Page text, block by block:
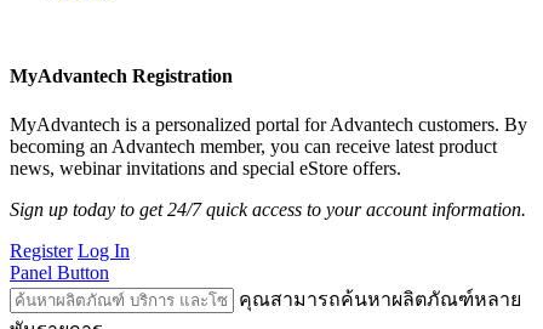
MyAdvantech Registration
MyAdvantech is a personalized portal for Advantech customers. By
becoming an Advantech member, you can receive latest product
news, webinar invitations and special eStore offers.
Sign up today to get 24/7 quick access to your account information.
Register Log In
Panel Button
คุณสามารถค้นหาผลิตภัณฑ์หลาย